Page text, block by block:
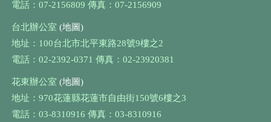
電話：07-2156809 傳真：07-2156909
台北辦公室 (地圖)
地址：100台北市北平東路28號9樓之2
電話：02-2392-0371 傳真：02-23920381
花東辦公室 (地圖)
地址：970花蓮縣花蓮市自由街150號6樓之3
電話：03-8310916 傳真：03-8310916